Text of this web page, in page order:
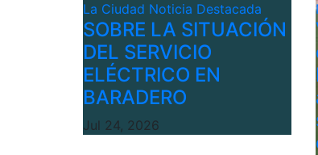
La Ciudad Noticia Destacada
SOBRE LA SITUACIÓN
DEL SERVICIO
ELÉCTRICO EN
BARADERO
Jul 24, 2026